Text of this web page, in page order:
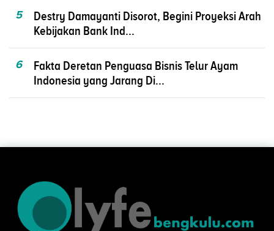
5
Destry Damayanti Disorot, Begini Proyeksi Arah
Kebijakan Bank Ind...
6
Fakta Deretan Penguasa Bisnis Telur Ayam
Indonesia yang Jarang Di...